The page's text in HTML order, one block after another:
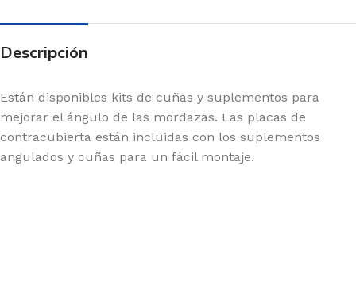
Descripción
Están disponibles kits de cuñas y suplementos para
mejorar el ángulo de las mordazas. Las placas de
contracubierta están incluidas con los suplementos
angulados y cuñas para un fácil montaje.